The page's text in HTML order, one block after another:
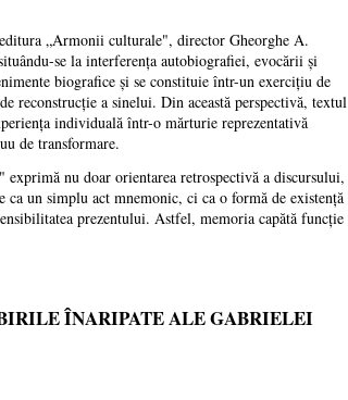
„Armonii culturale", director Gheorghe A.
se la interferența autobiografiei, evocării și
biografice și se constituie într-un exercițiu de
reconstrucție a sinelui. Din această perspectivă, textul
individuală într-o mărturie reprezentativă
de transformare.
nu doar orientarea retrospectivă a discursului,
un simplu act mnemonic, ci ca o formă de existență
prezentului. Astfel, memoria capătă funcție
ÎNARIPATE ALE GABRIELEI